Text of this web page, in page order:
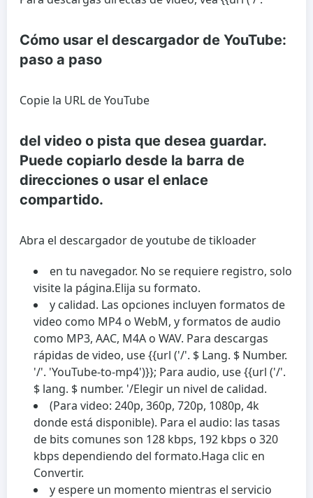
Cómo usar el descargador de YouTube:
paso a paso
Copie la URL de YouTube
del video o pista que desea guardar.
Puede copiarlo desde la barra de
direcciones o usar el enlace
compartido.
Abra el descargador de youtube de tikloader
en tu navegador. No se requiere registro, solo
visite la página.Elija su formato.
y calidad. Las opciones incluyen formatos de
video como MP4 o WebM, y formatos de audio
como MP3, AAC, M4A o WAV. Para descargas
rápidas de video, use {{url ('/'. $ Lang. $ Number.
'/'. 'YouTube-to-mp4')}}; Para audio, use {{url ('/'.
$ lang. $ number. '/Elegir un nivel de calidad.
(Para video: 240p, 360p, 720p, 1080p, 4k
donde está disponible). Para el audio: las tasas
de bits comunes son 128 kbps, 192 kbps o 320
kbps dependiendo del formato.Haga clic en
Convertir.
y espere un momento mientras el servicio